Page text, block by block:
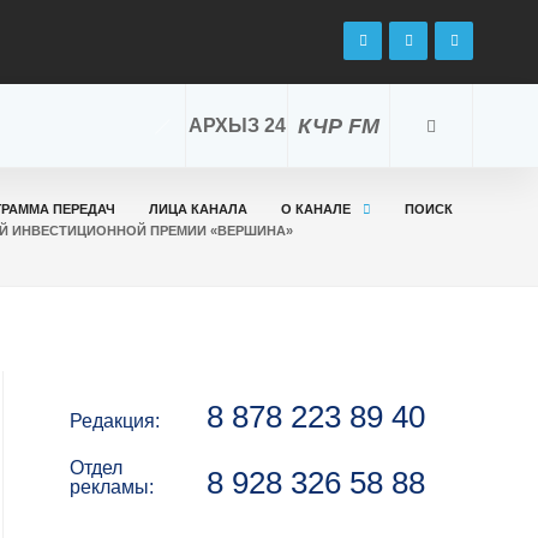
КЧР FM
АРХЫЗ 24
ПЕРЕДАЧ ЛИЦА КАНАЛА О КАНАЛЕ
ПОИСК
ИНВЕСТИЦИОННОЙ ПРЕМИИ «ВЕРШИНА»
Редакция: 8 878 223 89 40
Отдел
рекламы:
8 928 326 58 88